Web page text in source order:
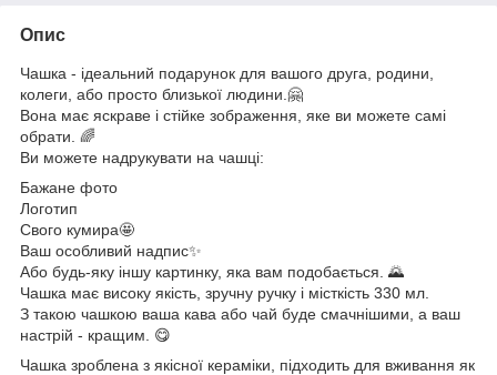
Опис
Чашка - ідеальний подарунок для вашого друга, родини,
колеги, або просто близької людини.🤗
Вона має яскраве і стійке зображення, яке ви можете самі
обрати. 🌈
Ви можете надрукувати на чашці:
Бажане фото
Логотип
Свого кумира🤩
Ваш особливий надпис✨
Або будь-яку іншу картинку, яка вам подобається. 🌄
Чашка має високу якість, зручну ручку і місткість 330 мл.
З такою чашкою ваша кава або чай буде смачнішими, а ваш
настрій - кращим. 😋
Чашка зроблена з якісної кераміки, підходить для вживання як